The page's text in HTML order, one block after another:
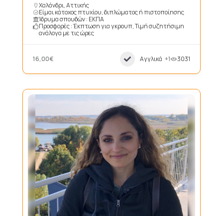
Χαλάνδρι, Αττικής
Είμαι κάτοχος πτυχίου, διπλώματος ή πιστοποίησης
Ίδρυμα σπουδών : EΚΠΑ
Προσφορές : Έκπτωση για γκρουπ, Τιμή συζητήσιμη
ανάλογα με τις ώρες
16,00€ Αγγλικά +1 3031